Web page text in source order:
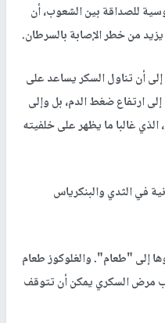
للصداقة بين الشعوب، أن
يزيد من خطر الإصابة بالسرطان.
أن تناول السكر يساعد على
ارتفاع ضغط الدم، بل وإلى
غالبا ما يظهر على خلفيته
في الثدي والبنكرياس
إلى "طعام". والغلوكوز طعام
مرض السكري يمكن أن تتوقف